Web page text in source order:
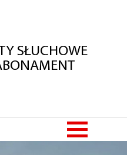
SŁUCHOWE